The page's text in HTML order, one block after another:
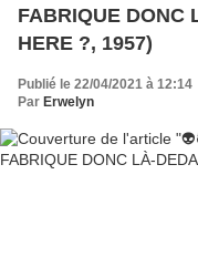
FABRIQUE DONC
HERE ?, 1957)
Publié le 22/04/2021 à 12:14
Par Erwelyn